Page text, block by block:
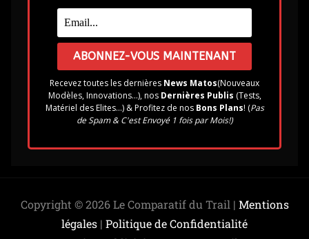
Recevez toutes les dernières News Matos(Nouveaux
Modèles, Innovations...), nosDernières Publis (Tests,
Matériel des Elites...) & Profitez de nosBons Plans! (Pas
de Spam & C'est Envoyé 1 fois par Mois!)
Copyright © 2026 Le Comparatif du Trail | Mentions
légales | Politique de Confidentialité